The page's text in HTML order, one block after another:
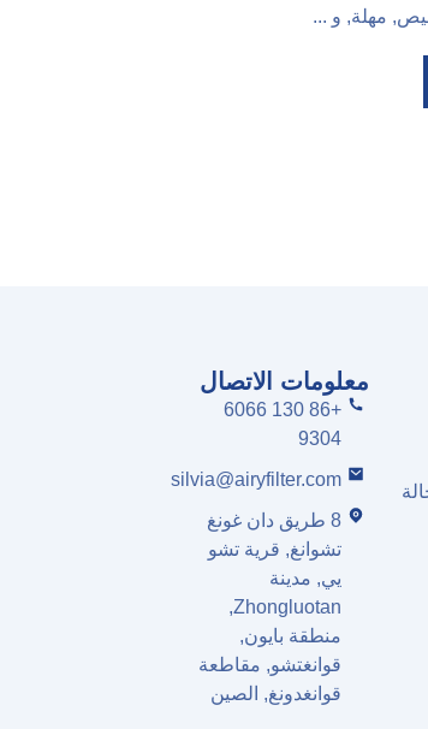
مهلة, و ...
معلومات الاتصال
+86 130 6066
9304
silvia@airyfilter.com
8 طريق دان غونغ
تشوانغ, قرية تشو
يي, مدينة
Zhongluotan,
منطقة بايون,
قوانغتشو, مقاطعة
قوانغدونغ, الصين